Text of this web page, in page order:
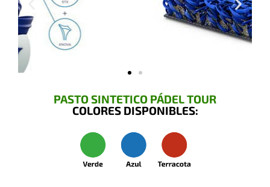
PASTO SINTETICO PÁDEL TOUR
COLORES DISPONIBLES: